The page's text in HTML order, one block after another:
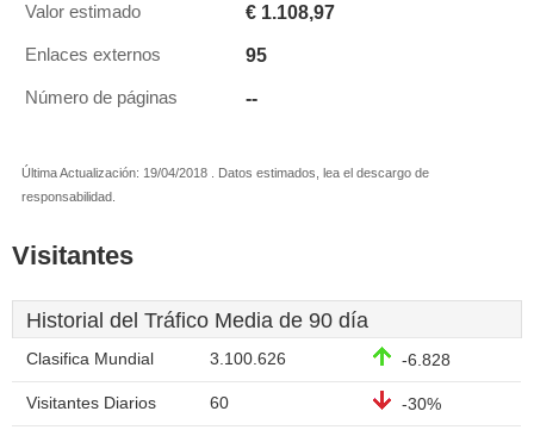
Valor estimado € 1.108,97
Enlaces externos 95
Número de páginas --
Última Actualización: 19/04/2018 . Datos estimados, lea el descargo de
responsabilidad.
Visitantes
Historial del Tráfico Media de 90 día
Clasifica Mundial 3.100.626 -6.828
Visitantes Diarios 60 -30%